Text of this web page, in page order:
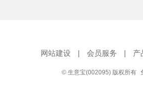
网站建设 | 会员服务 | 产
© 生意宝(002095) 版权所有